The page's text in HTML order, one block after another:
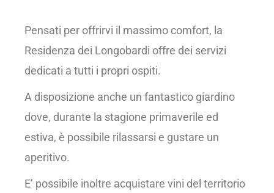
Pensati per offrirvi il massimo comfort, la
Residenza dei Longobardi offre dei servizi
dedicati a tutti i propri ospiti.
A disposizione anche un fantastico giardino
dove, durante la stagione primaverile ed
estiva, è possibile rilassarsi e gustare un
aperitivo.
E’ possibile inoltre acquistare vini del territorio